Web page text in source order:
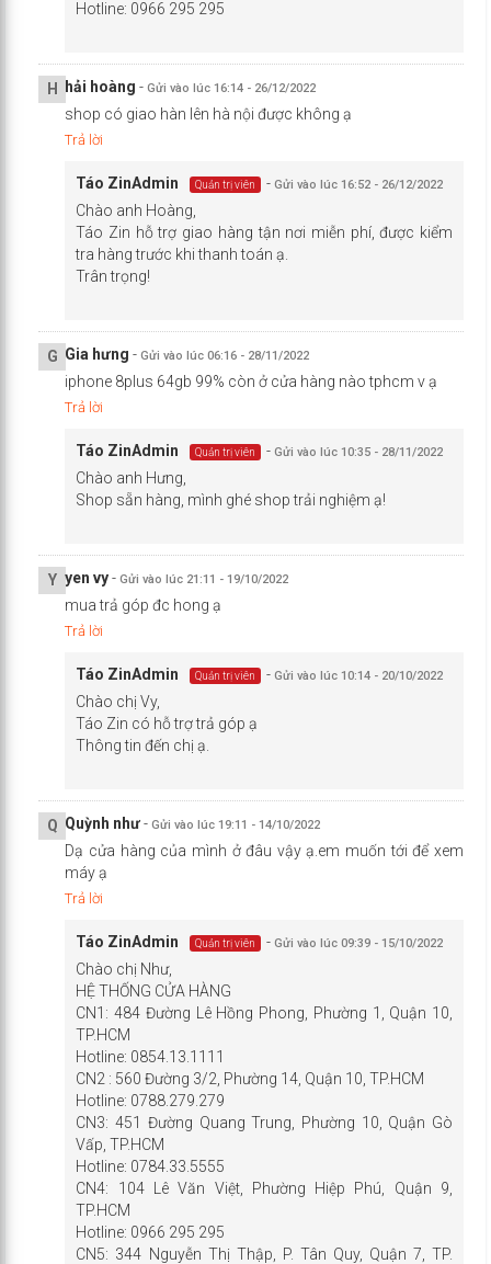
7MP, khẩu độ f/2.2, được hỗ trợ từ công nghệ nhận diện
khuôn mặt và khả năng chụp ảnh HDR. Chừng đó cũng đủ để
bạn có được một tấm ảnh selfie ưng ý.
được kiểm tra nghiêm ngặt, cam kết nguyên ZIN 100%, còn
đầy đủ áp suất. Khi mua kèm máy sẽ được tặng kèm full bộ
phụ kiện cường lực, ốp lưng, cáp, sạc, tai nghe. Đặc biệt máy
cũ đã qua sử dụng nhưng được bảo hành lên đến 12 tháng,
không cần mua thêm bảo hành mở rộng.
Taozinsaigon.com
Hotline: 0966 295 295
H hải hoàng -Gửi vào lúc 16:14 - 26/12/2022
shop có giao hàn lên hà nội được không ạ
Trả lời
Táo ZinAdmin Quản trị viên -Gửi vào lúc 16:52 - 26/12/2022
Chào anh Hoàng,
Táo Zin hỗ trợ giao hàng tận nơi miễn phí, được kiểm
tra hàng trước khi thanh toán ạ.
Trân trọng!
G Gia hưng -Gửi vào lúc 06:16 - 28/11/2022
iphone 8plus 64gb 99% còn ở cửa hàng nào tphcm v ạ
Trả lời
Táo ZinAdmin Quản trị viên -Gửi vào lúc 10:35 - 28/11/2022
Chào anh Hưng,
Shop sẵn hàng, mình ghé shop trải nghiệm ạ!
Y yen vy-Gửi vào lúc 21:11 - 19/10/2022
mua trả góp đc hong ạ
Trả lời
Táo ZinAdmin Quản trị viên -Gửi vào lúc 10:14 - 20/10/2022
Chào chị Vy,
Táo Zin có hỗ trợ trả góp ạ
Thông tin đến chị ạ.
Q Quỳnh như-Gửi vào lúc 19:11 - 14/10/2022
Dạ cửa hàng của mình ở đâu vậy ạ.em muốn tới để xem
máy ạ
Trả lời
Táo ZinAdmin Quản trị viên -Gửi vào lúc 09:39 - 15/10/2022
Chào chị Như,
HỆ THỐNG CỬA HÀNG
CN1: 484 Đường Lê Hồng Phong, Phường 1, Quận 10,
TP.HCM
Hotline: 0854.13.1111
CN2 : 560 Đường 3/2, Phường 14, Quận 10, TP.HCM
Hotline: 0788.279.279
CN3: 451 Đường Quang Trung, Phường 10, Quận Gò
Vấp, TP.HCM
Hotline: 0784.33.5555
CN4: 104 Lê Văn Việt, Phường Hiệp Phú, Quận 9,
TP.HCM
Hotline: 0966 295 295
CN5: 344 Nguyễn Thị Thập, P. Tân Quy, Quận 7, TP.